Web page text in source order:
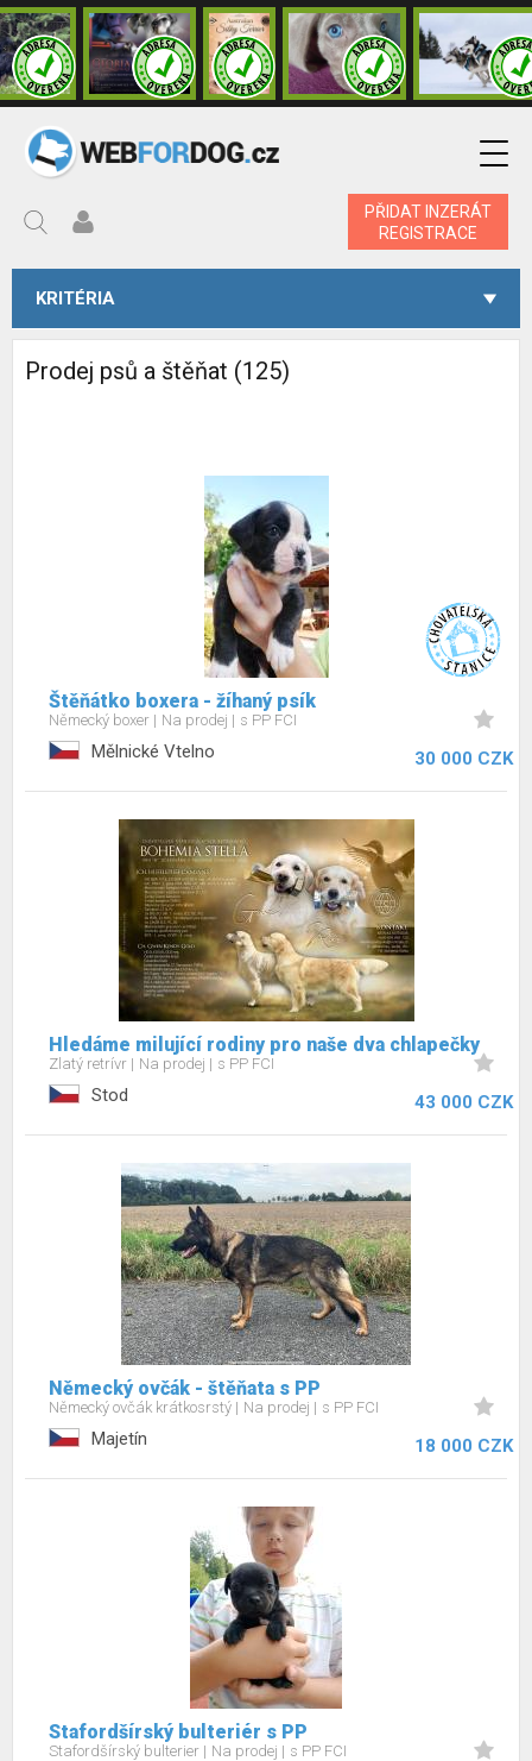
PŘIDAT INZERÁT
REGISTRACE
KRITÉRIA
Prodej psů a štěňat (125)
Štěňátko boxera - žíhaný psík
Německý boxer Na prodej s PP FCI
Mělnické Vtelno 30 000 CZK
Hledáme milující rodiny pro naše dva chlapečky
Zlatý retrívr Na prodej s PP FCI
Stod 43 000 CZK
Německý ovčák - štěňata s PP
Německý ovčák krátkosrstý Na prodej s PP FCI
Majetín 18 000 CZK
Stafordšírský bulteriér s PP
Stafordšírský bulterier Na prodej s PP FCI